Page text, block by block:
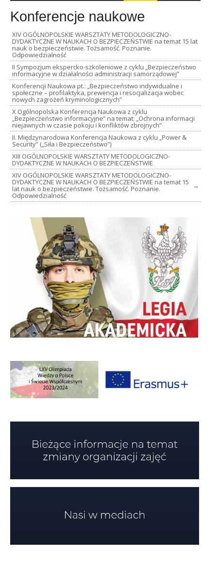
Konferencje naukowe
XIV OGÓLNOPOLSKIE WARSZTATY METODOLOGICZNO-
DYDAKTYCZNE W NAUKACH O BEZPIECZEŃSTWIE na temat 15 lat
nauk o bezpieczeństwie. Tożsamość. Poznanie.
Odpowiedzialność
II Sympozjum ekspercko-szkoleniowe z cyklu „Bezpieczeństwo
informacyjne w działalności administracji samorządowej”
Konferencji Naukowa pt.: „Bezpieczeństwo indywidualne i
społeczne – profilaktyka, prewencja i resocjalizacja wobec
nowych zagrożeń kryminologicznych”
X Ogólnopolska Konferencja Naukowa z cyklu
„Bezpieczeństwo informacyjne” na temat: „Ochrona informacji
niejawnych w czasie pokoju i konfliktów zbrojnych”
II. Międzynarodowa Konferencja Naukowa z cyklu „Power &
Security” („Siła i Bezpieczeństwo”)
XIII OGÓLNOPOLSKIE WARSZTATY METODOLOGICZNO-
DYDAKTYCZNE W NAUKACH O BEZPIECZEŃSTWIE
XIV OGÓLNOPOLSKIE WARSZTATY METODOLOGICZNO-
DYDAKTYCZNE W NAUKACH O BEZPIECZEŃSTWIE na temat 15
lat nauk o bezpieczeństwie. Tożsamość. Poznanie.
Odpowiedzialność
→